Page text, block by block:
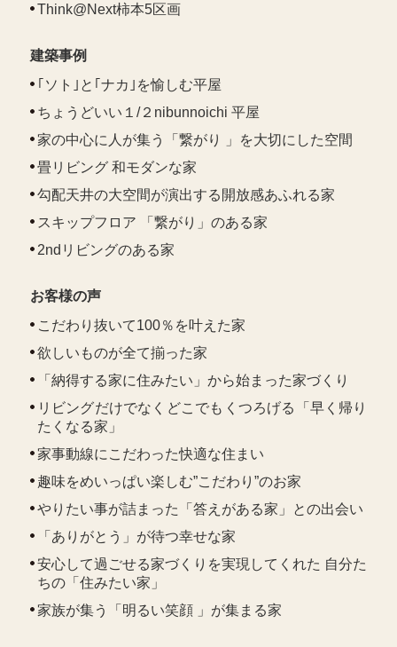
Think@Next柿本5区画
建築事例
｢ソト｣と｢ナカ｣を愉しむ平屋
ちょうどいい１/２nibunnoichi 平屋
家の中心に人が集う「繋がり 」を大切にした空間
畳リビング 和モダンな家
勾配天井の大空間が演出する開放感あふれる家
スキップフロア 「繋がり」のある家
2ndリビングのある家
お客様の声
こだわり抜いて100％を叶えた家
欲しいものが全て揃った家
「納得する家に住みたい」から始まった家づくり
リビングだけでなくどこでもくつろげる「早く帰り
たくなる家」
家事動線にこだわった快適な住まい
趣味をめいっぱい楽しむ”こだわり”のお家
やりたい事が詰まった「答えがある家」との出会い
「ありがとう」が待つ幸せな家
安心して過ごせる家づくりを実現してくれた 自分た
ちの「住みたい家」
家族が集う「明るい笑顔 」が集まる家